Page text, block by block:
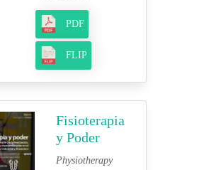
PDF
FLIP
Fisioterapia
y Poder
Physiotherapy